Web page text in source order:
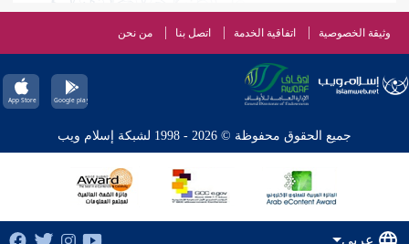
وثيقة الخصوصية اتفاقية الخدمة اتصل بنا من نحن
جميع الحقوق محفوظة © 2026 - 1998 لشبكة إسلام ويب
عربي